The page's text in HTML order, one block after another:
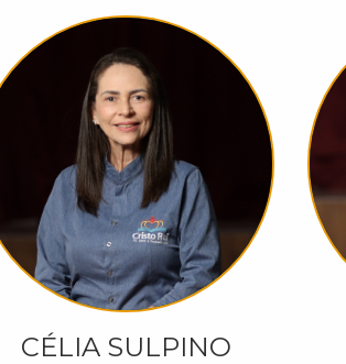
CÉLIA SULPINO